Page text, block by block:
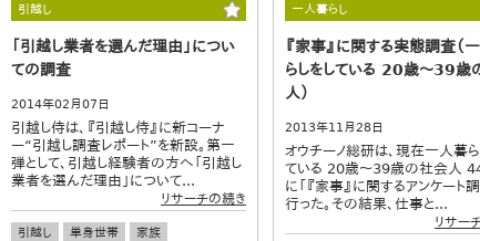
引越し
「引越し業者を選んだ理由」につい
ての調査
2014年02月07日
引越し侍は、『引越し侍』に新コーナ
ー“引越し調査レポート”を新設。第一
弾として、引越し経験者の方へ「引越し
業者を選んだ理由」について...
リサーチの続き
引越し 単身世帯 家族
一人暮らし
『家事』に関する実態調査（
らしをしている 20歳～39歳
人）
2013年11月28日
オウチーノ総研は、現在一人暮ら
ている 20歳～39歳の社会人
に「『家事』に関するアンケート
行った。その結果、仕事と...
リサー